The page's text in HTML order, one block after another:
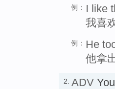
例：
I like
我喜
例： He
他拿
2. ADV